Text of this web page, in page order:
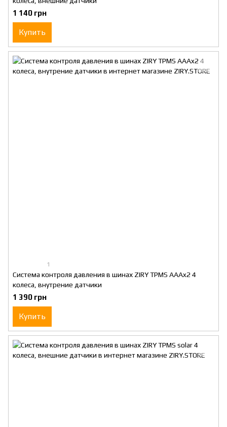
1 140 грн
Купить
1
Система контроля давления в шинах ZIRY TPMS AAAx2 4
колеса, внутрение датчики
1 390 грн
Купить